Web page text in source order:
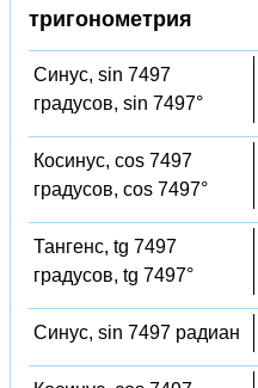
тригонометрия
Синус, sin 7497
градусов, sin 7497°
Косинус, cos 7497
градусов, cos 7497°
Тангенс, tg 7497
градусов, tg 7497°
Синус, sin 7497 радиан